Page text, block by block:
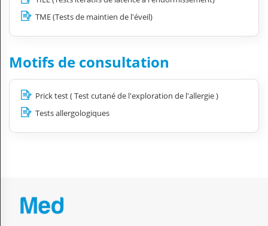
TME (Tests de maintien de l'éveil)
Motifs de consultation
Prick test ( Test cutané de l'exploration de l'allergie )
Tests allergologiques